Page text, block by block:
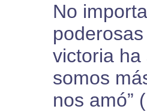
No
victoria ha
somos
nos amó”